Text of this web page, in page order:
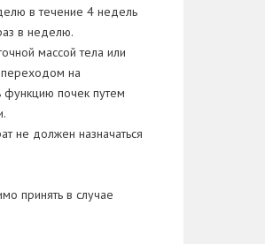
в течение 4 недель
в неделю.
массой тела или
на
функцию почек путем
не должен назначаться
принять в случае